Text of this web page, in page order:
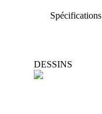
Spécifications
DESSINS